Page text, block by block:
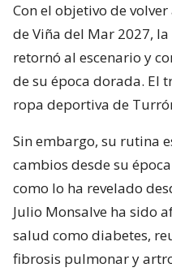
Con el objetivo de
de Viña del Mar 2027,
retornó al escenario y
de su época dorada. El
ropa deportiva de
Sin embargo, su rutina
cambios desde su
como lo ha revelado
Julio Monsalve ha sido
salud como diabetes,
fibrosis pulmonar y